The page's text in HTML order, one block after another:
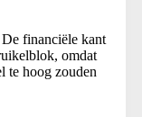
financiële kant
omdat
te hoog zouden